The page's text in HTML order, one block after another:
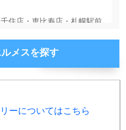
メスを探す
ーについてはこちら